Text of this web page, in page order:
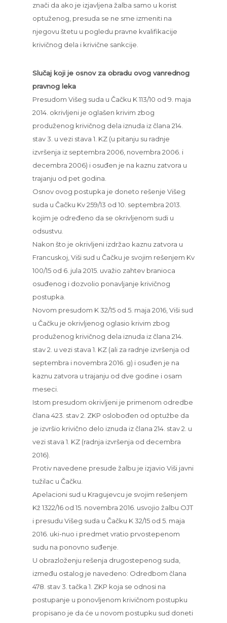
znači da ako je izjavljena žalba samo u korist
optuženog, presuda se ne sme izmeniti na
njegovu štetu u pogledu pravne kvalifikacije
krivičnog dela i krivične sankcije.
Slučaj koji je osnov za obradu ovog vanrednog
pravnog leka
Presudom Višeg suda u Čačku K 113/10 od 9. maja
2014. okrivljeni je oglašen krivim zbog
produženog krivičnog dela iznuda iz člana 214.
stav 3. u vezi stava 1. KZ (u pitanju su radnje
izvršenja iz septembra 2006, novembra 2006. i
decembra 2006) i osuđen je na kaznu zatvora u
trajanju od pet godina.
Osnov ovog postupka je doneto rešenje Višeg
suda u Čačku Kv 259/13 od 10. septembra 2013.
kojim je određeno da se okrivljenom sudi u
odsustvu.
Nakon što je okrivljeni izdržao kaznu zatvora u
Francuskoj, Viši sud u Čačku je svojim rešenjem Kv
100/15 od 6. jula 2015. uvažio zahtev branioca
osuđenog i dozvolio ponavljanje krivičnog
postupka.
Novom presudom K 32/15 od 5. maja 2016, Viši sud
u Čačku je okrivljenog oglasio krivim zbog
produženog krivičnog dela iznuda iz člana 214.
stav 2. u vezi stava 1. KZ (ali za radnje izvršenja od
septembra i novembra 2016. g) i osuđen je na
kaznu zatvora u trajanju od dve godine i osam
meseci.
Istom presudom okrivljeni je primenom odredbe
člana 423. stav 2. ZKP oslobođen od optužbe da
je izvršio krivično delo iznuda iz člana 214. stav 2. u
vezi stava 1. KZ (radnja izvršenja od decembra
2016).
Protiv navedene presude žalbu je izjavio Viši javni
tužilac u Čačku.
Apelacioni sud u Kragujevcu je svojim rešenjem
Kž 1322/16 od 15. novembra 2016. usvojio žalbu OJT
i presudu Višeg suda u Čačku K 32/15 od 5. maja
2016. uki-nuo i predmet vratio prvostepenom
sudu na ponovno suđenje.
U obrazloženju rešenja drugostepenog suda,
između ostalog je navedeno: Odredbom člana
478. stav 3. tačka 1. ZKP koja se odnosi na
postupanje u ponovljenom krivičnom postupku
propisano je da će u novom postupku sud doneti